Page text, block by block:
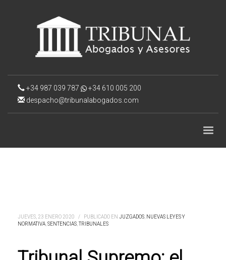
+34 987 039 787
+34 610 005 200
despacho@tribunalabogados.com
JUEVES, 23 ENERO 2020 / PUBLICADO EN JUZGADOS NUEVAS LEYES Y
NORMATIVA SENTENCIAS ,TRIBUNALES